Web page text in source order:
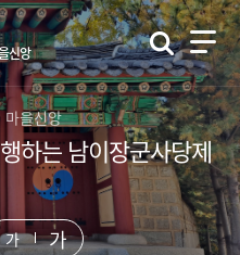
신앙
마을신앙
하는 남이장군사당제
가 가